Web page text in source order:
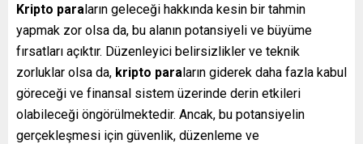
Kripto paraların geleceği hakkında kesin bir tahmin
yapmak zor olsa da, bu alanın potansiyeli ve büyüme
fırsatları açıktır. Düzenleyici belirsizlikler ve teknik
zorluklar olsa da, kripto paraların giderek daha fazla kabul
göreceği ve finansal sistem üzerinde derin etkileri
olabileceği öngörülmektedir. Ancak, bu potansiyelin
gerçekleşmesi için güvenlik, düzenleme ve